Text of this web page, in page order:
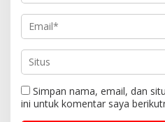
Simpan nama, email, dan
ini untuk komentar saya